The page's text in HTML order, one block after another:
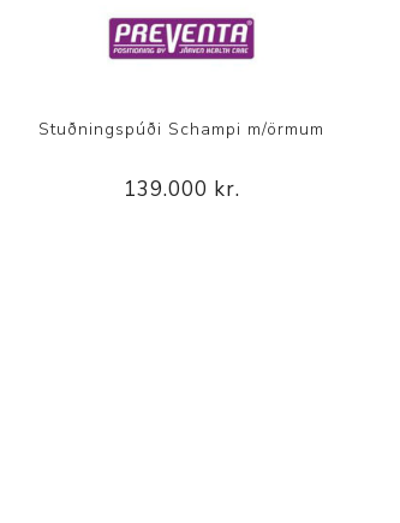
Stuðningspúði Schampi m/örmum
139.000 kr.